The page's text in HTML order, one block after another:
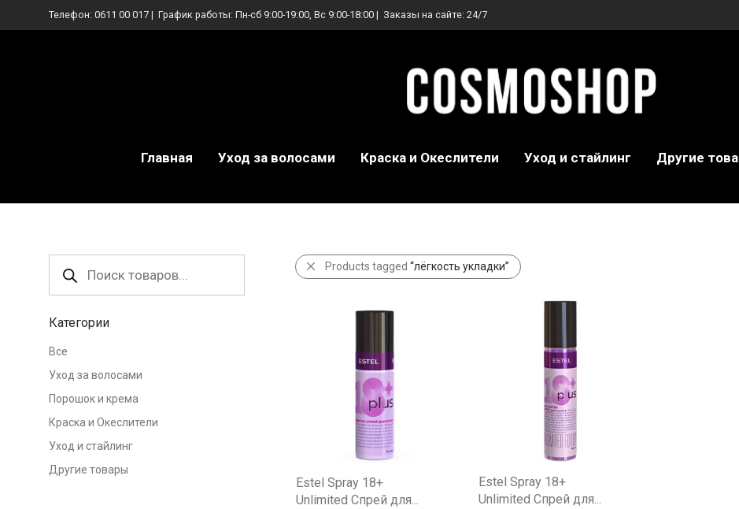
Телефон: 0611 00 017 | График работы: Пн-сб 9:00-19:00, Вс 9:00-18:00 | Заказы на сайте: 24/7
Главная Уход за волосами Краска и Океслители Уход и стайлинг Другие
Поиск
товаров
Категории
Все
Уход за волосами
Порошок и крема
Краска и Океслители
Уход и стайлинг
Другие товары
Products tagged “лёгкость укладки”
Estel Spray 18+
Unlimited Спрей для...
Estel Spray 18+
Unlimited Спрей для...